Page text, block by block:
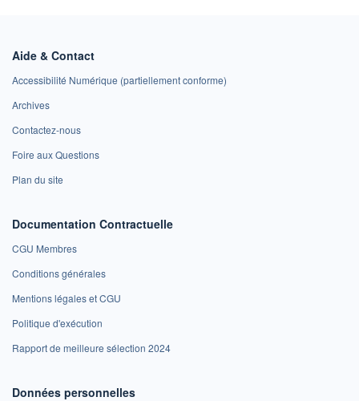
Aide & Contact
Accessibilité Numérique (partiellement conforme)
Archives
Contactez-nous
Foire aux Questions
Plan du site
Documentation Contractuelle
CGU Membres
Conditions générales
Mentions légales et CGU
Politique d'exécution
Rapport de meilleure sélection 2024
Données personnelles